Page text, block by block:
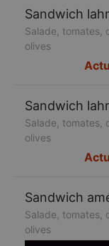
Sandwich
Salade, tomates,
olives
Sandwich
Salade, tomates,
olives
Sandwich
Salade, tomates,
olives